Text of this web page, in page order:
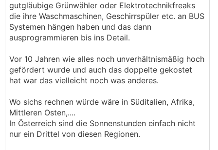
gutgläubige Grünwähler oder Elektrotechnikfreaks
die ihre Waschmaschinen, Geschirrspüler etc. an BUS
Systemen hängen haben und das dann
ausprogrammieren bis ins Detail.
Vor 10 Jahren wie alles noch unverhältnismäßig hoch
gefördert wurde und auch das doppelte gekostet
hat war das vielleicht noch was anderes.
Wo sichs rechnen würde wäre in Süditalien, Afrika,
Mittleren Osten,....
In Österreich sind die Sonnenstunden einfach nicht
nur ein Drittel von diesen Regionen.